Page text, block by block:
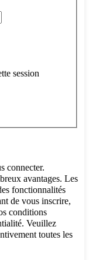
session
connecter.
avantages. Les
fonctionnalités
de vous inscrire,
conditions
Veuillez
toutes les